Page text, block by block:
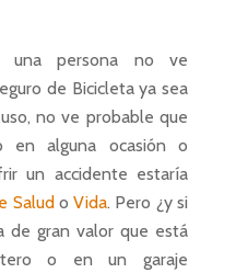
una persona no ve
de Bicicleta ya sea
no ve probable que
en alguna ocasión o
un accidente estaría
SaludoVida. Pero ¿y si
de gran valor que está
o en un garaje